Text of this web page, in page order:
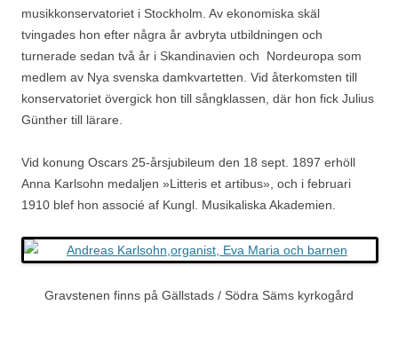
musikkonservatoriet i Stockholm. Av ekonomiska skäl
tvingades hon efter några år avbryta utbildningen och
turnerade sedan två år i Skandinavien och Nordeuropa som
medlem av Nya svenska damkvartetten. Vid återkomsten till
konservatoriet övergick hon till sångklassen, där hon fick Julius
Günther till lärare.
Vid konung Oscars 25-årsjubileum den 18 sept. 1897 erhöll
Anna Karlsohn medaljen »Litteris et artibus», och i februari
1910 blef hon associé af Kungl. Musikaliska Akademien.
Gravstenen finns på Gällstads / Södra Säms kyrkogård